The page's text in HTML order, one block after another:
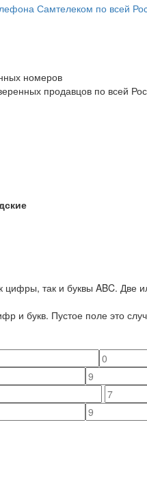
номеров
продавцов по всей
цифры, так и буквы ABC.
и букв. Пустое поле это